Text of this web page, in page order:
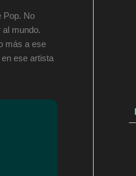
Pop. No
mundo.
más a ese
ese artista